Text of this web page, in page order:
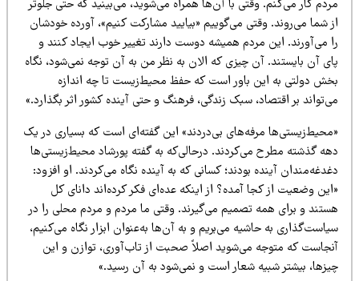
کار می‌کنم. وقتی با آن‌ها همراه می‌شوید، می‌بینید که حتی جلوتر
شما می‌روند. وقتی می‌گوییم «بیایید مشارکت کنیم»، آورده خودشان
می‌آورند. این مردم همیشه دوست دارند تغییر خوب ایجاد کنند و
آن بایستند. آن چیزی که الان به نظر من به آن توجه نمی‌شود، نگاه
دولتی به این باور است که حفظ محیط‌زیست تا چه اندازه
بر اقتصاد، سبک زندگی، فرهنگ و حتی آینده کشور اثر بگذارد.»
مرفه‌های بی‌دردند» این گفته‌ای است که بسیاری در یک
گذشته مطرح می‌کردند. درحالی‌که به گفته پورشاد محیط‌زیستی‌ها
آینده بودند؛ کسانی که به آینده نگاه می‌کردند. او افزود:
وضعیت از کجا آمده؟ از اینکه عده‌ای فکر کرده‌اند دانای کل
و برای همه تصمیم می‌گیرند. وقتی ما مردم و مردم محلی را در
به حاشیه می‌بریم و به آن‌ها به‌عنوان ابزار نگاه می‌کنیم،
که متوجه می‌شوید اصلاً صحبت از تاب‌آوری، توازن و این
بیشتر شبیه شعار است و نمی‌شود به آن رسید.»